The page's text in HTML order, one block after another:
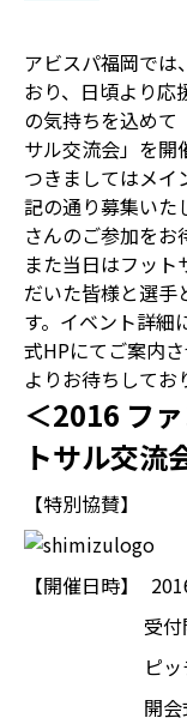
アビスパ福岡では
おり、日頃より応
の気持ちを込めて
サル交流会」を開
つきましてはメイ
記の通り募集いた
さんのご参加をお
また当日はフッ
だいた皆様と選手
す。イベント詳細
式HPにてご案内
よりお待ちしてお
＜2016 フ
トサル交流
【特別協賛】
【開催日時】
受
ピ
開